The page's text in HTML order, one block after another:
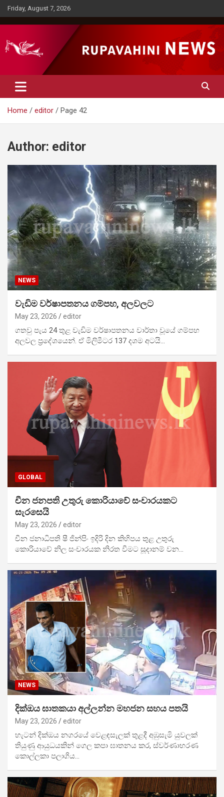
Skip
to
content
Friday, August 7, 2026
Rupavahini News
Home editor Page 42
Author: editor
NEWS
වැඩිම වර්ෂාපතනය ගම්පහ, අලවලට
May 23, 2026 editor
ගතවු පැය 24 තුළ වැඩිම වර්ෂාපතනය වාර්තා වූයේ ගම්පහ
අලවල ප්‍රදේශයෙන්. ඒ මිලිමීටර 137 දශම අටයි…
GLOBAL
චීන ජනපති උතුරු කොරියාවේ සංචාරයකට
සැරසෙයි
May 23, 2026 editor
චීන ජනාධිපති ෂී ජින්පිං ඉදිරි දින කිහිපය තුළ උතුරු
කොරියාවේ නිල සංචාරයක නිරත වීමට සූදානම් වන…
NEWS
දික්ඔය ඝාතකයා අල්ලන්න මහජන සහය පතයි
May 23, 2026 editor
හැටන් දික්ඔය නගරයේ වෙළඳසැලක් තුළදී අඹුසැමි යුවලක්
තියුණු ආයුධයකින් ගෙල කපා ඝාතනය කර, ස්වර්ණාභරණ
කොල්ලකා පලාගිය…